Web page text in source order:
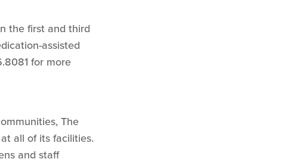
the first and third
assisted
for more
The
all of its facilities.
and staff